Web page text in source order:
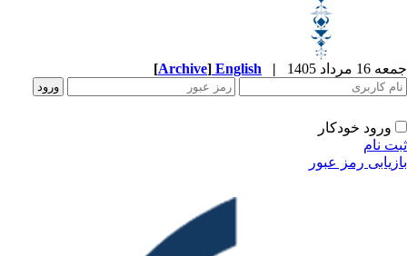
|
English
[ Archive
عبور